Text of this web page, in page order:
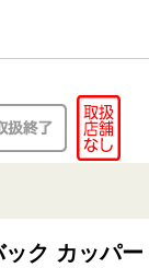
ク カッパー